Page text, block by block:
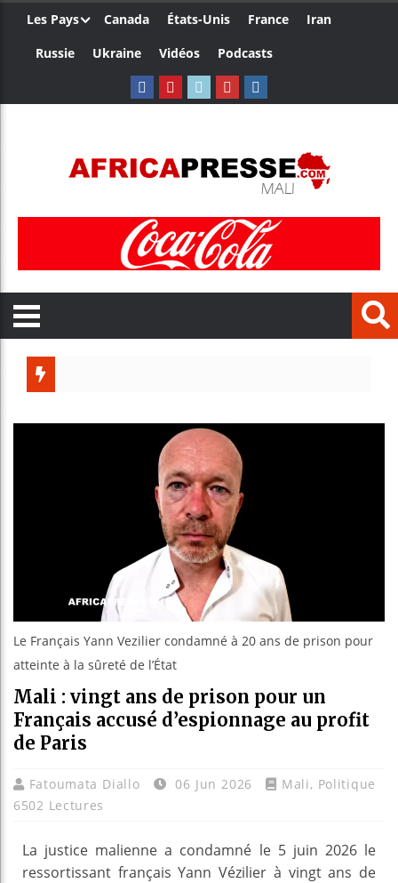
Les Pays Canada États-Unis France
Iran
Russie
Ukraine Vidéos Podcasts
Le Français Yann Vezilier condamné à 20 ans de prison pour
atteinte à la sûreté de l’État
Mali : vingt ans de prison pour un
Français accusé d’espionnage au profit
de Paris
Fatoumata Diallo 06 Jun 2026 Mali, Politique
6502 Lectures
La justice malienne a condamné le 5 juin 2026 le
ressortissant français Yann Vézilier à vingt ans de